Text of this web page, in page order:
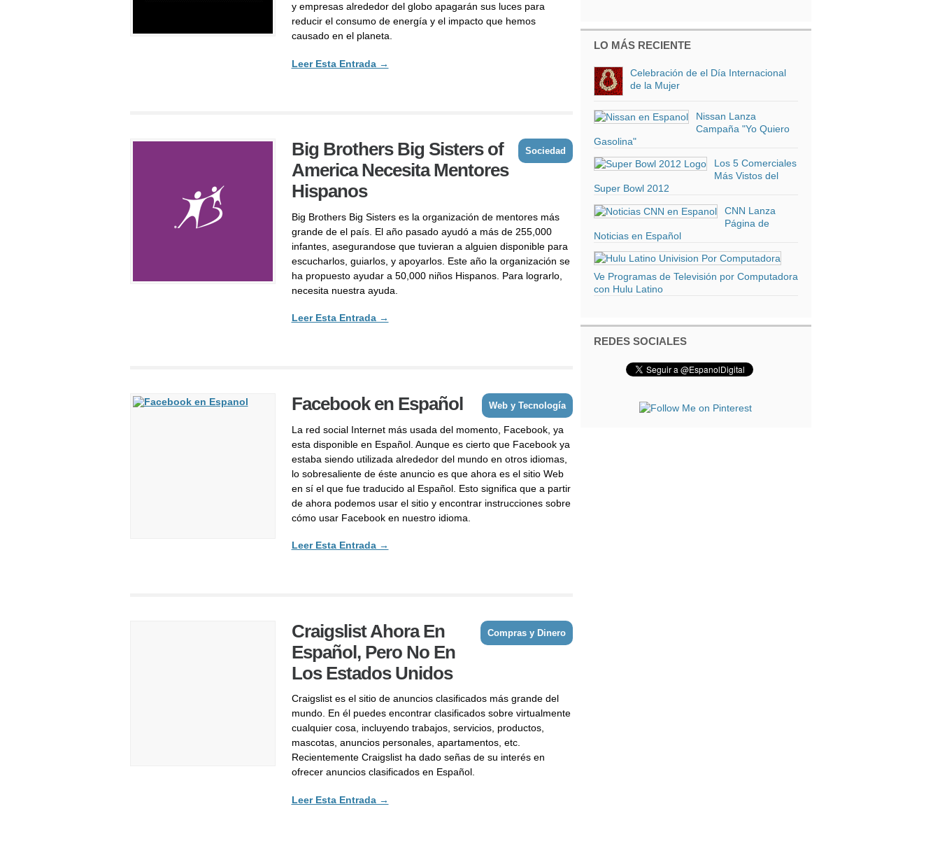
y empresas alrededor del globo apagarán sus luces para
reducir el consumo de energía y el impacto que hemos
causado en el planeta.
Leer Esta Entrada →
Sociedad
Big Brothers Big Sisters of
America Necesita Mentores
Hispanos
Big Brothers Big Sisters es la organización de mentores más
grande de el país. El año pasado ayudó a más de 255,000
infantes, asegurandose que tuvieran a alguien disponible para
escucharlos, guiarlos, y apoyarlos. Este año la organización se
ha propuesto ayudar a 50,000 niños Hispanos. Para lograrlo,
necesita nuestra ayuda.
Leer Esta Entrada →
Web y Tecnología
Facebook en Español
La red social Internet más usada del momento, Facebook, ya
esta disponible en Español. Aunque es cierto que Facebook ya
estaba siendo utilizada alrededor del mundo en otros idiomas,
lo sobresaliente de éste anuncio es que ahora es el sitio Web
en sí el que fue traducido al Español. Esto significa que a partir
de ahora podemos usar el sitio y encontrar instrucciones sobre
cómo usar Facebook en nuestro idioma.
Leer Esta Entrada →
Compras y Dinero
Craigslist Ahora En
Español, Pero No En
Los Estados Unidos
Craigslist es el sitio de anuncios clasificados más grande del
mundo. En él puedes encontrar clasificados sobre virtualmente
cualquier cosa, incluyendo trabajos, servicios, productos,
mascotas, anuncios personales, apartamentos, etc.
Recientemente Craigslist ha dado señas de su interés en
ofrecer anuncios clasificados en Español.
Leer Esta Entrada →
LO MÁS RECIENTE
Celebración de el Día Internacional
de la Mujer
Nissan Lanza
Campaña "Yo Quiero
Gasolina"
Los 5 Comerciales
Más Vistos del
Super Bowl 2012
CNN Lanza
Página de
Noticias en Español
Ve Programas de Televisión por Computadora
con Hulu Latino
REDES SOCIALES